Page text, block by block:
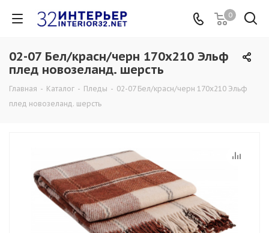
0
02-07 Бел/красн/черн 170х210 Эльф
плед новозеланд. шерсть
Главная - Каталог - Пледы - 02-07 Бел/красн/черн 170х210 Эльф
плед новозеланд. шерсть